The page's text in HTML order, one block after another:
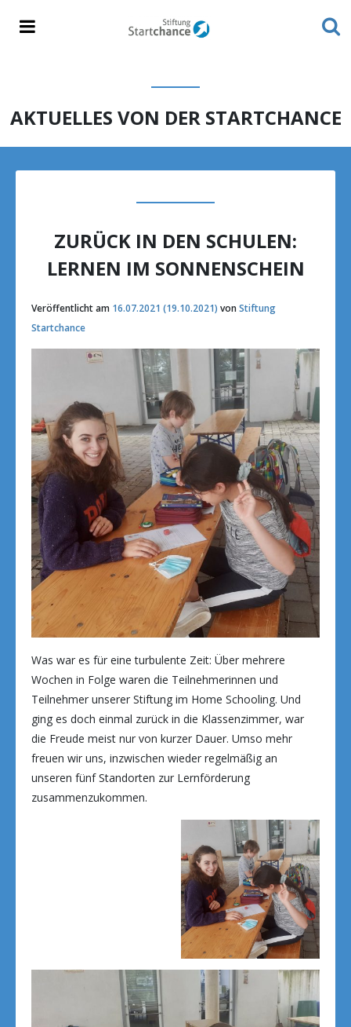
AKTUELLES VON DER STARTCHANCE
ZURÜCK IN DEN SCHULEN:
LERNEN IM SONNENSCHEIN
Veröffentlicht am 16.07.2021 (19.10.2021) vonStiftung
Startchance
Was war es für eine turbulente Zeit: Über mehrere
Wochen in Folge waren die Teilnehmerinnen und
Teilnehmer unserer Stiftung im Home Schooling. Und
ging es doch einmal zurück in die Klassenzimmer, war
die Freude meist nur von kurzer Dauer. Umso mehr
freuen wir uns, inzwischen wieder regelmäßig an
unseren fünf Standorten zur Lernförderung
zusammenzukommen.